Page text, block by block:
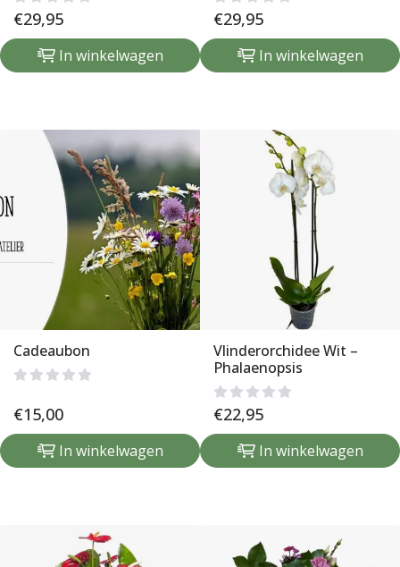
€29,95
In winkelwagen
€29,95
In winkelwagen
Cadeaubon
€15,00
In winkelwagen
Vlinderorchidee Wit –
Phalaenopsis
€22,95
In winkelwagen